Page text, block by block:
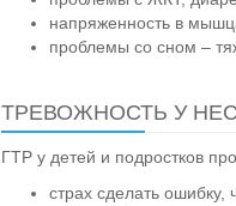
напряженность в
проблемы со сном –
ТРЕВОЖНОСТЬ У
ГТР у детей и подростков
страх сделать ошибку,